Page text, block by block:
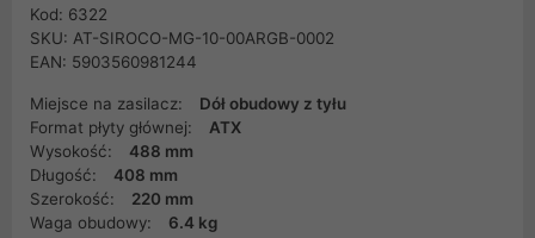
Kod: 6322
SKU: AT-SIROCO-MG-10-00ARGB-0002
EAN: 5903560981244
Miejsce na zasilacz:
Dół obudowy z tyłu
Format płyty głównej:
ATX
Wysokość:
488 mm
Długość:
408 mm
Szerokość:
220 mm
Waga obudowy:
6.4 kg